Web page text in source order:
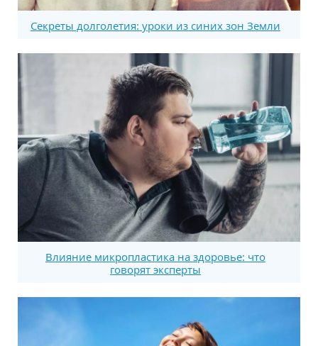
Секреты долголетия: уроки из синих зон Земли
Влияние микропластика на здоровье: что
говорят эксперты